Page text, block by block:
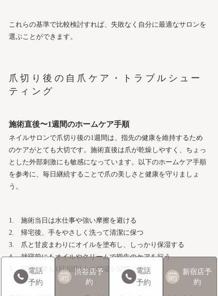
これらの基準で比較検討すれば、失敗なく自分に最適なサロンを
選ぶことができます。
爪切り後の自爪ケア・トラブルシュー
ティング
施術直後〜1週間のホームケア手順
ネイルサロンで爪切り後の1週間は、指先の健康を維持するため
のケアがとても大切です。施術直後は爪が乾燥しやすく、ちょっ
とした外部刺激にも敏感になっています。以下のホームケア手順
を参考に、毎日継続することで爪の美しさと健康を守りましょ
う。
施術当日は水仕事や強い摩擦を避ける
帰宅後、手をやさしく洗って清潔に保つ
爪と甘皮まわりにオイルを塗布し、しっかり保湿する
就寝前にもオイルやクリームで指先のケアを行う
翌日以降も1日2回以上の保湿を習慣にする
電話
予約
渋谷店予
約
電話
予約
新宿店予
約